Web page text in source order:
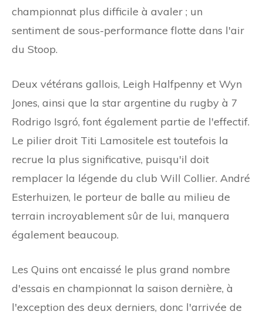
championnat plus difficile à avaler ; un
sentiment de sous-performance flotte dans l'air
du Stoop.
Deux vétérans gallois, Leigh Halfpenny et Wyn
Jones, ainsi que la star argentine du rugby à 7
Rodrigo Isgró, font également partie de l'effectif.
Le pilier droit Titi Lamositele est toutefois la
recrue la plus significative, puisqu'il doit
remplacer la légende du club Will Collier. André
Esterhuizen, le porteur de balle au milieu de
terrain incroyablement sûr de lui, manquera
également beaucoup.
Les Quins ont encaissé le plus grand nombre
d'essais en championnat la saison dernière, à
l'exception des deux derniers, donc l'arrivée de